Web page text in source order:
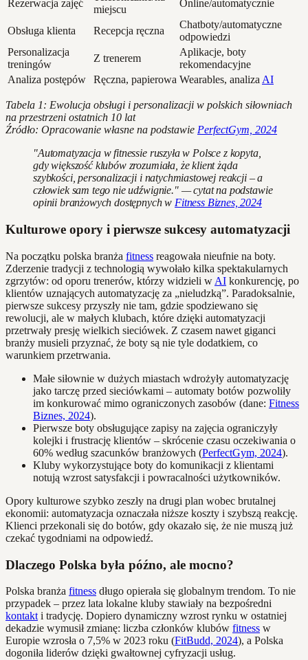
Rezerwacja zajęć
miejscu
Online/automatycznie
Obsługa klienta Recepcja ręczna
Chatboty/automatyczne
odpowiedzi
Personalizacja
treningów
Z trenerem
Aplikacje, boty
rekomendacyjne
Analiza postępów
Ręczna, papierowa Wearables, analiza AI
Tabela 1: Ewolucja obsługi i personalizacji w polskich siłowniach
na przestrzeni ostatnich 10 lat
Źródło: Opracowanie własne na podstawie PerfectGym, 2024
"Automatyzacja w fitnessie ruszyła w Polsce z kopyta,
gdy większość klubów zrozumiała, że klient żąda
szybkości, personalizacji i natychmiastowej reakcji – a
człowiek sam tego nie udźwignie." — cytat na podstawie
opinii branżowych dostępnych w Fitness Biznes, 2024
Kulturowe opory i pierwsze sukcesy automatyzacji
Na początku polska branża fitness reagowała nieufnie na boty.
Zderzenie tradycji z technologią wywołało kilka spektakularnych
zgrzytów: od oporu trenerów, którzy widzieli w AI konkurencję, po
klientów uznających automatyzację za „nieludzką”. Paradoksalnie,
pierwsze sukcesy przyszły nie tam, gdzie spodziewano się
rewolucji, ale w małych klubach, które dzięki automatyzacji
przetrwały presję wielkich sieciówek. Z czasem nawet giganci
branży musieli przyznać, że boty są nie tyle dodatkiem, co
warunkiem przetrwania.
Małe siłownie w dużych miastach wdrożyły automatyzację
jako tarczę przed sieciówkami – automaty botów pozwoliły
im konkurować mimo ograniczonych zasobów (dane: Fitness
Biznes, 2024).
Pierwsze boty obsługujące zapisy na zajęcia ograniczyły
kolejki i frustrację klientów – skrócenie czasu oczekiwania o
60% według szacunków branżowych (PerfectGym, 2024).
Kluby wykorzystujące boty do komunikacji z klientami
notują wzrost satysfakcji i powracalności użytkowników.
Opory kulturowe szybko zeszły na drugi plan wobec brutalnej
ekonomii: automatyzacja oznaczała niższe koszty i szybszą reakcję.
Klienci przekonali się do botów, gdy okazało się, że nie muszą już
czekać tygodniami na odpowiedź.
Dlaczego Polska była późno, ale mocno?
Polska branża fitness długo opierała się globalnym trendom. To nie
przypadek – przez lata lokalne kluby stawiały na bezpośredni
kontakt i tradycję. Dopiero dynamiczny wzrost rynku w ostatniej
dekadzie wymusił zmianę: liczba członków klubów fitness w
Europie wzrosła o 7,5% w 2023 roku (FitBudd, 2024), a Polska
dogoniła liderów dzięki gwałtownej cyfryzacji usług.